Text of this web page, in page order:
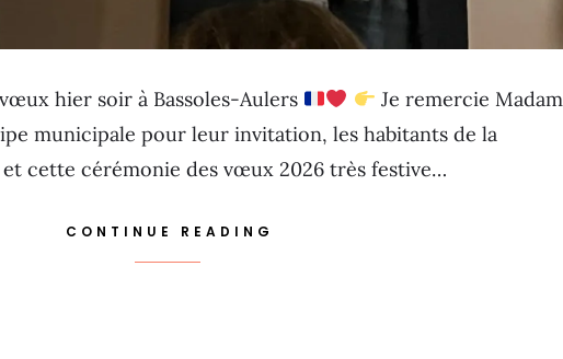
hier soir à Bassoles-Aulers
Je remercie
municipale pour leur invitation, les habitants de la
cette cérémonie des vœux 2026 très festive…
CONTINUE READING